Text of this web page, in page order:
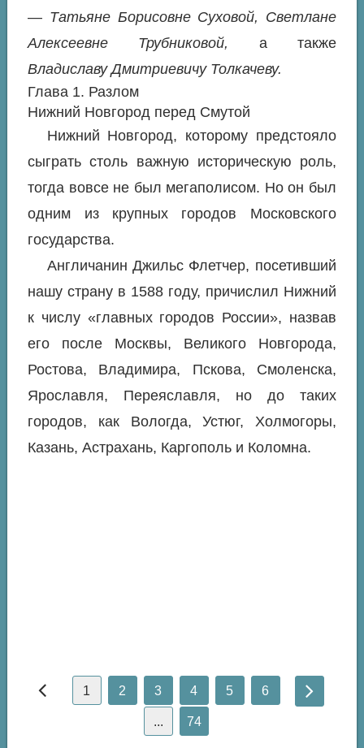
— Татьяне Борисовне Суховой, Светлане
Алексеевне Трубниковой,
а также
Владиславу Дмитриевичу Толкачеву.
Глава 1. Разлом
Нижний Новгород перед Смутой
Нижний Новгород, которому предстояло
сыграть столь важную историческую роль,
тогда вовсе не был мегаполисом. Но он был
одним из крупных городов Московского
государства.
Англичанин Джильс Флетчер, посетивший
нашу страну в 1588 году, причислил Нижний
к числу «главных городов России», назвав
его после Москвы, Великого Новгорода,
Ростова, Владимира, Пскова, Смоленска,
Ярославля, Переяславля, но до таких
городов, как Вологда, Устюг, Холмогоры,
Казань, Астрахань, Каргополь и Коломна.
1 2 3 4 5 6
... 74